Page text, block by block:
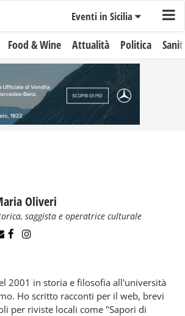
Eventi in Sicilia
Food & Wine Attualità Politica
Oliveri
saggista e operatrice culturale
2001 in storia e filosofia all'università
Ho scritto racconti per il web, brevi
per riviste locali come "Sapori di